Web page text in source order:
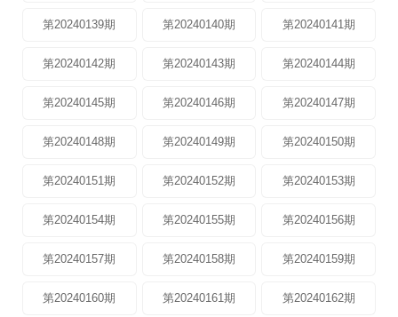
第20240139期 第20240140期 第20240141期
第20240142期 第20240143期 第20240144期
第20240145期 第20240146期 第20240147期
第20240148期 第20240149期 第20240150期
第20240151期 第20240152期 第20240153期
第20240154期 第20240155期 第20240156期
第20240157期 第20240158期 第20240159期
第20240160期 第20240161期 第20240162期